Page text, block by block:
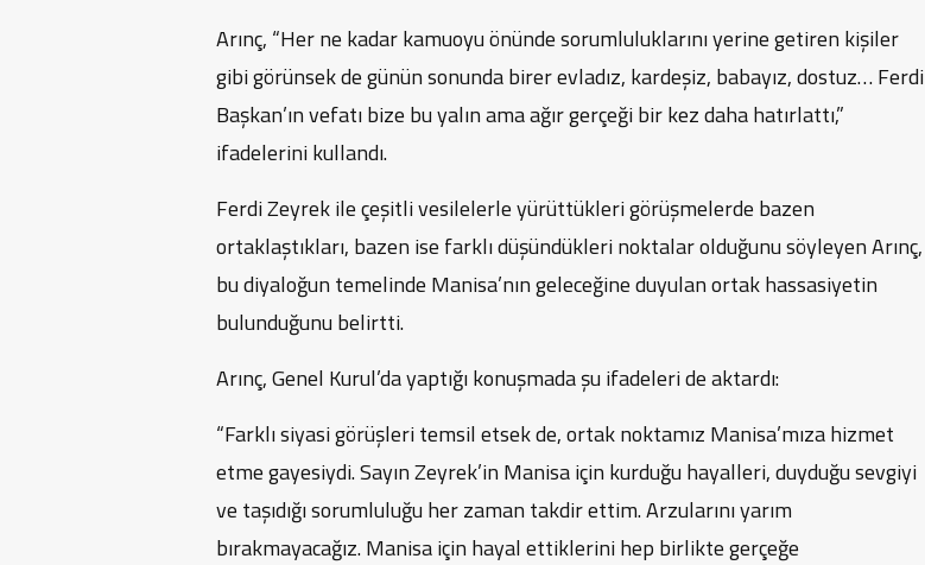
Arınç, “Her ne kadar kamuoyu önünde sorumluluklarını yerine getiren kişiler
gibi görünsek de günün sonunda birer evladız, kardeşiz, babayız, dostuz… Ferdi
Başkan’ın vefatı bize bu yalın ama ağır gerçeği bir kez daha hatırlattı,”
ifadelerini kullandı.
Ferdi Zeyrek ile çeşitli vesilelerle yürüttükleri görüşmelerde bazen
ortaklaştıkları, bazen ise farklı düşündükleri noktalar olduğunu söyleyen Arınç,
bu diyaloğun temelinde Manisa’nın geleceğine duyulan ortak hassasiyetin
bulunduğunu belirtti.
Arınç, Genel Kurul’da yaptığı konuşmada şu ifadeleri de aktardı:
“Farklı siyasi görüşleri temsil etsek de, ortak noktamız Manisa’mıza hizmet
etme gayesiydi. Sayın Zeyrek’in Manisa için kurduğu hayalleri, duyduğu sevgiyi
ve taşıdığı sorumluluğu her zaman takdir ettim. Arzularını yarım
bırakmayacağız. Manisa için hayal ettiklerini hep birlikte gerçeğe